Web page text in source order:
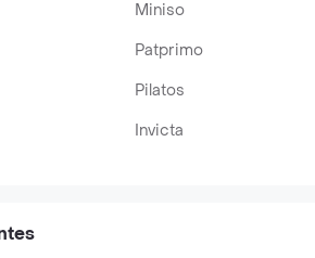
Miniso
Patprimo
Pilatos
Invicta